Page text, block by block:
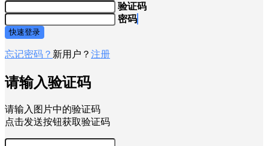
验证码
密码
快速登录
忘记密码？ 新用户？ 注册
请输入验证码
请输入图片中的验证码
点击发送按钮获取验证码